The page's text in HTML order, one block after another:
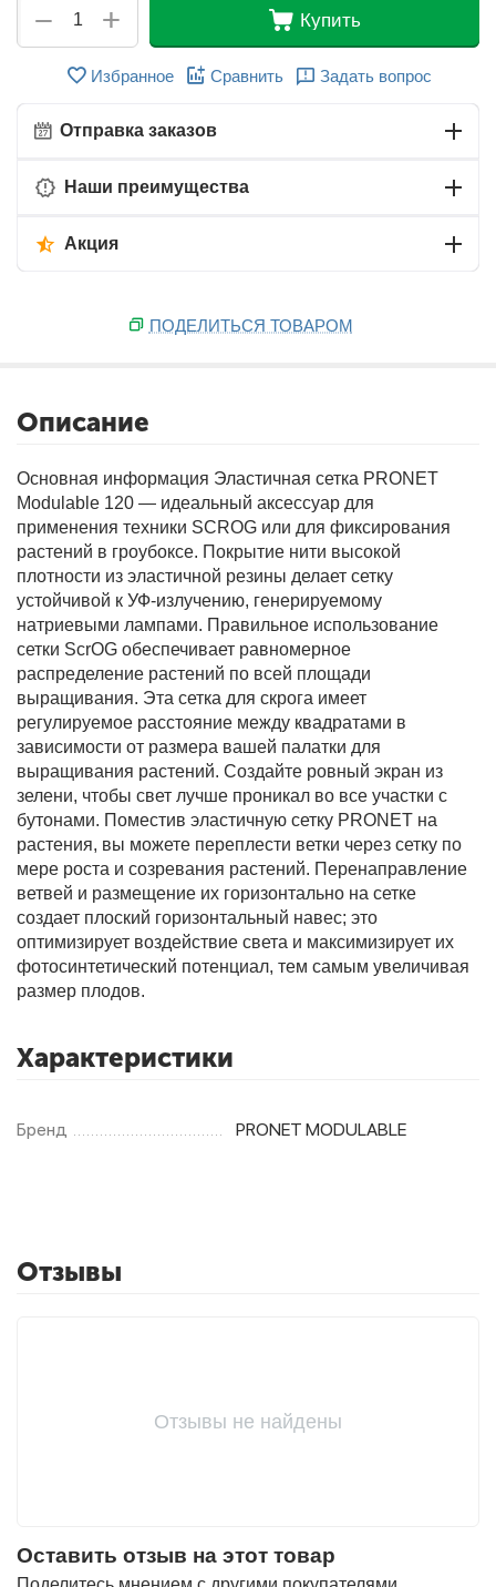
Фитолампы
+
− Купить
Избранное Сравнить Задать вопрос
Отправка заказов
Наши преимущества
Акция
ПОДЕЛИТЬСЯ ТОВАРОМ
Описание
Основная информация Эластичная сетка PRONET
Modulable 120 — идеальный аксессуар для
применения техники SCROG или для фиксирования
растений в гроубоксе. Покрытие нити высокой
плотности из эластичной резины делает сетку
устойчивой к УФ-излучению, генерируемому
натриевыми лампами. Правильное использование
сетки ScrOG обеспечивает равномерное
распределение растений по всей площади
выращивания. Эта сетка для скрога имеет
регулируемое расстояние между квадратами в
зависимости от размера вашей палатки для
выращивания растений. Создайте ровный экран из
зелени, чтобы свет лучше проникал во все участки с
бутонами. Поместив эластичную сетку PRONET на
растения, вы можете переплести ветки через сетку по
мере роста и созревания растений. Перенаправление
ветвей и размещение их горизонтально на сетке
создает плоский горизонтальный навес; это
оптимизирует воздействие света и максимизирует их
фотосинтетический потенциал, тем самым увеличивая
размер плодов.
Характеристики
Бренд PRONET MODULABLE
Отзывы
Отзывы не найдены
Оставить отзыв на этот товар